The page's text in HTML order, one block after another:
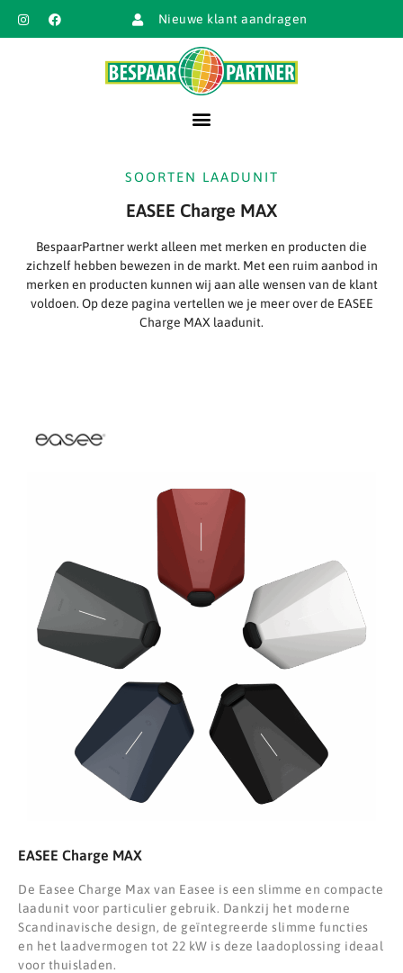
Nieuwe klant aandragen
SOORTEN LAADUNIT
EASEE Charge MAX
BespaarPartner werkt alleen met merken en producten die
zichzelf hebben bewezen in de markt. Met een ruim aanbod in
merken en producten kunnen wij aan alle wensen van de klant
voldoen. Op deze pagina vertellen we je meer over de EASEE
Charge MAX laadunit.
EASEE Charge MAX
De Easee Charge Max van Easee is een slimme en compacte
laadunit voor particulier gebruik. Dankzij het moderne
Scandinavische design, de geïntegreerde slimme functies
en het laadvermogen tot 22 kW is deze laadoplossing ideaal
voor thuisladen.